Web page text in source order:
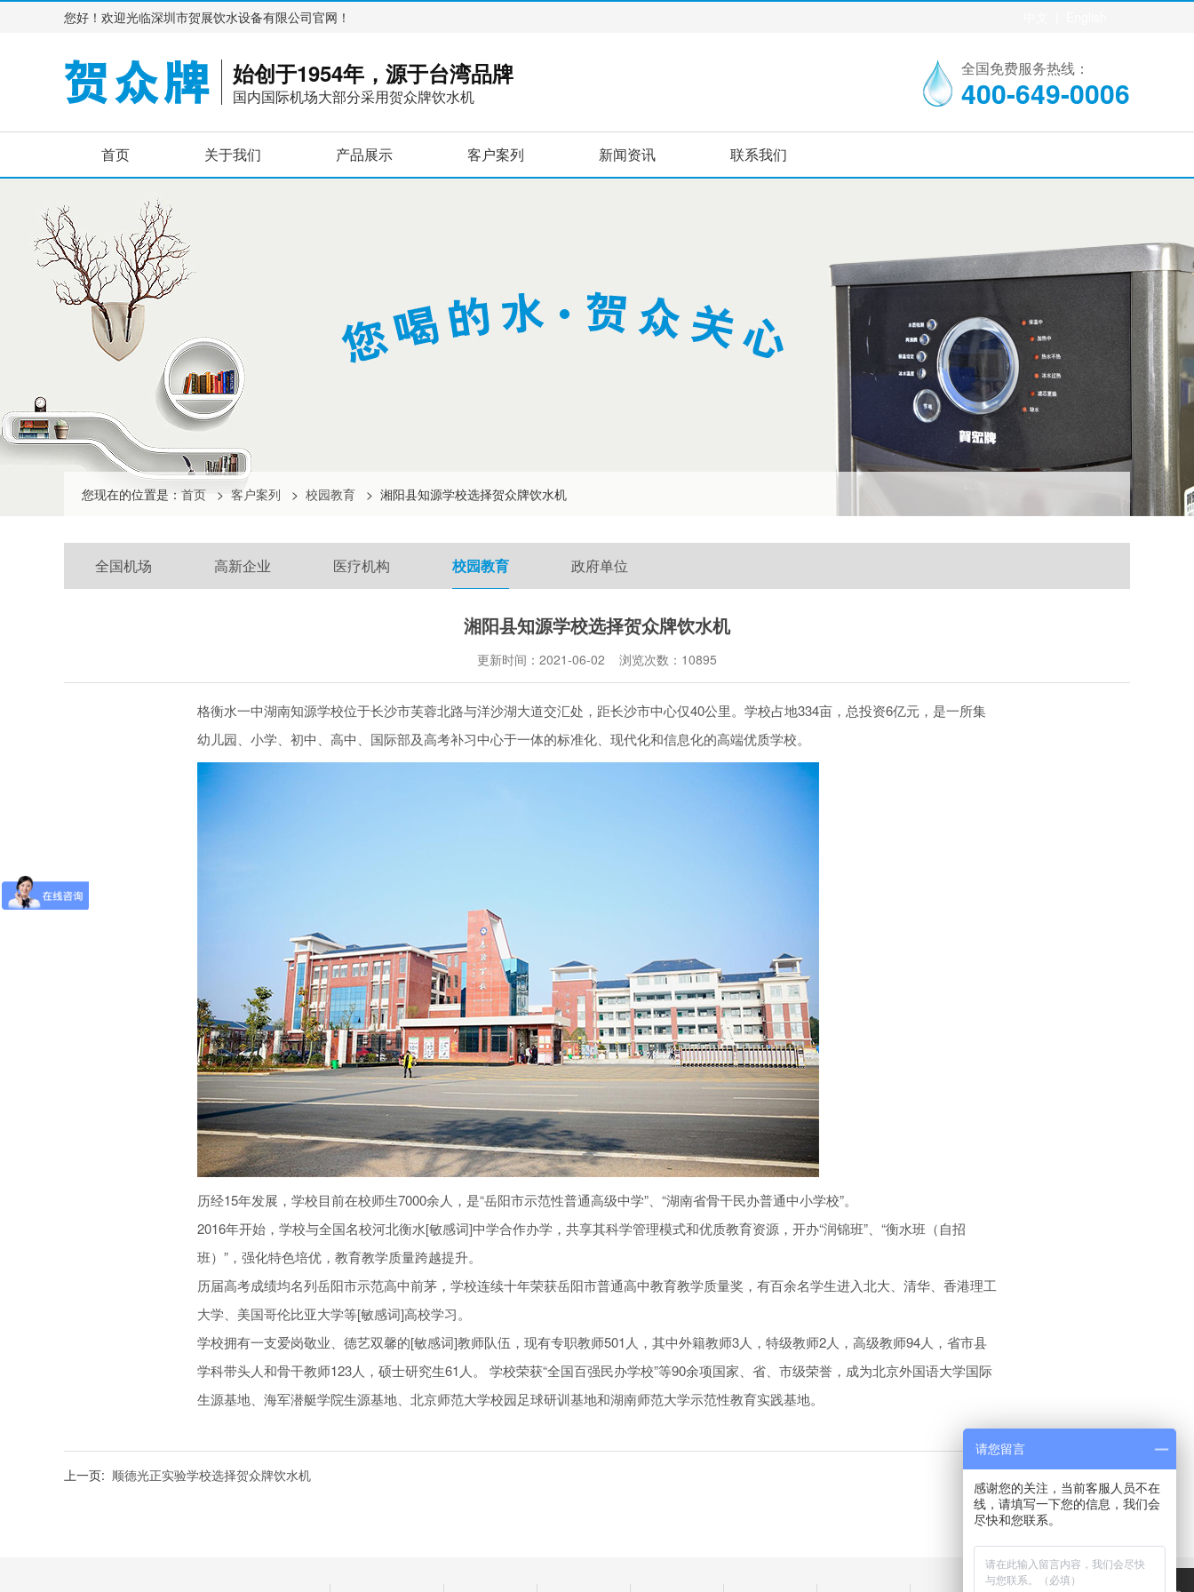
您好！欢迎光临深圳市贺展饮水设备有限公司官网！
始创于1954年，源于台湾品牌
国内国际机场大部分采用贺众牌饮水机
全国免费服务热线：
400-649-0006
首页 关于我们 产品展示 客户案列 新闻资讯 联系我们
您现在的位置是： 首页 > 客户案列 > 校园教育 > 湘阳县知源学校选择贺众牌饮水机
全国机场 高新企业 医疗机构 校园教育 政府单位
湘阳县知源学校选择贺众牌饮水机
更新时间：2021-06-02 浏览次数： 10895
格衡水一中湖南知源学校位于长沙市芙蓉北路与洋沙湖大道交汇处，距长沙市中心仅40公里。学校占地334亩，总投资6亿元，是一所集
幼儿园、小学、初中、高中、国际部及高考补习中心于一体的标准化、现代化和信息化的高端优质学校。
历经15年发展，学校目前在校师生7000余人，是“岳阳市示范性普通高级中学”、“湖南省骨干民办普通中小学校”。
2016年开始，学校与全国名校河北衡水[敏感词]中学合作办学，共享其科学管理模式和优质教育资源，开办“润锦班”、“衡水班（自招
班）”，强化特色培优，教育教学质量跨越提升。
历届高考成绩均名列岳阳市示范高中前茅，学校连续十年荣获岳阳市普通高中教育教学质量奖，有百余名学生进入北大、清华、香港理工
大学、美国哥伦比亚大学等[敏感词]高校学习。
学校拥有一支爱岗敬业、德艺双馨的[敏感词]教师队伍，现有专职教师501人，其中外籍教师3人，特级教师2人，高级教师94人，省市县
学科带头人和骨干教师123人，硕士研究生61人。 学校荣获“全国百强民办学校”等90余项国家、省、市级荣誉，成为北京外国语大学国际
生源基地、海军潜艇学院生源基地、北京师范大学校园足球研训基地和湖南师范大学示范性教育实践基地。
返回列表
上一页: 顺德光正实验学校选择贺众牌饮水机
请您留言
感谢您的关注，当前客服人员不在
线，请填写一下您的信息，我们会
尽快和您联系。